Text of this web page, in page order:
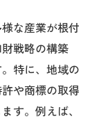
な産業が根付
戦略の構築
特に、地域の
や商標の取得
す。例えば、